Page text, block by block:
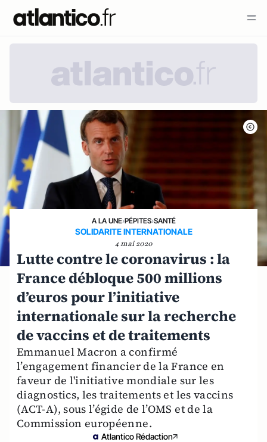
A LA UNE›PÉPITES›SANTÉ
SOLIDARITE INTERNATIONALE
4 mai 2020
Lutte contre le coronavirus : la
France débloque 500 millions
d’euros pour l’initiative
internationale sur la recherche
de vaccins et de traitements
Emmanuel Macron a confirmé
l’engagement financier de la France en
faveur de l'initiative mondiale sur les
diagnostics, les traitements et les vaccins
(ACT-A), sous l’égide de l’OMS et de la
Commission européenne.
Atlantico Rédaction